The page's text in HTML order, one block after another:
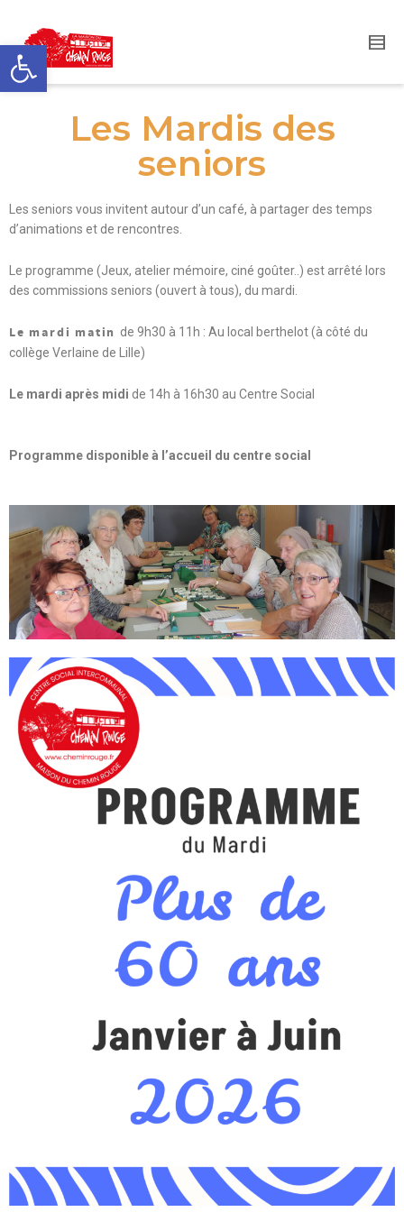
Ouvrir la barre d’outils
Les Mardis des
seniors
Les seniors vous invitent autour d’un café, à partager des temps
d’animations et de rencontres.
Le programme (Jeux, atelier mémoire, ciné goûter..) est arrêté lors
des commissions seniors (ouvert à tous), du mardi.
Le mardi matin de 9h30 à 11h : Au local berthelot (à côté du
collège Verlaine de Lille)
Le mardi après midi de 14h à 16h30 au Centre Social
Programme disponible à l’accueil du centre social